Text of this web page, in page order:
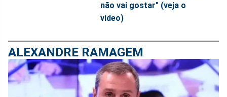
não vai gostar" (veja o
vídeo)
ALEXANDRE RAMAGEM